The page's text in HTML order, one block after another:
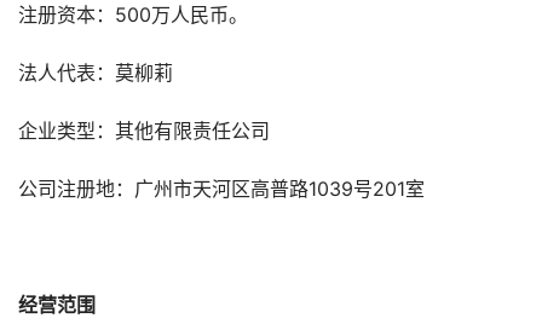
注册资本：500万人民币。
法人代表：莫柳莉
企业类型：其他有限责任公司
公司注册地：广州市天河区高普路1039号201室
经营范围